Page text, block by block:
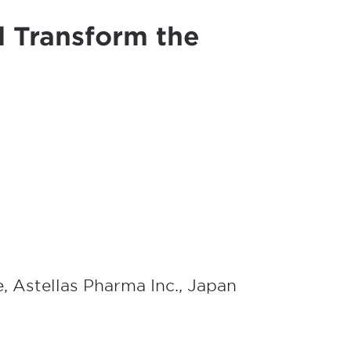
Transform the
Astellas Pharma Inc., Japan